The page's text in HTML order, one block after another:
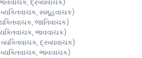
દ્રવ્યવાચક)
વ્યક્તિવાચક, સમૂહવાચક)
જાતિવાચક)
ભાવવાચક)
દ્રવ્યવાચક)
વ્યક્તિવાચક, ભાવવાચક)